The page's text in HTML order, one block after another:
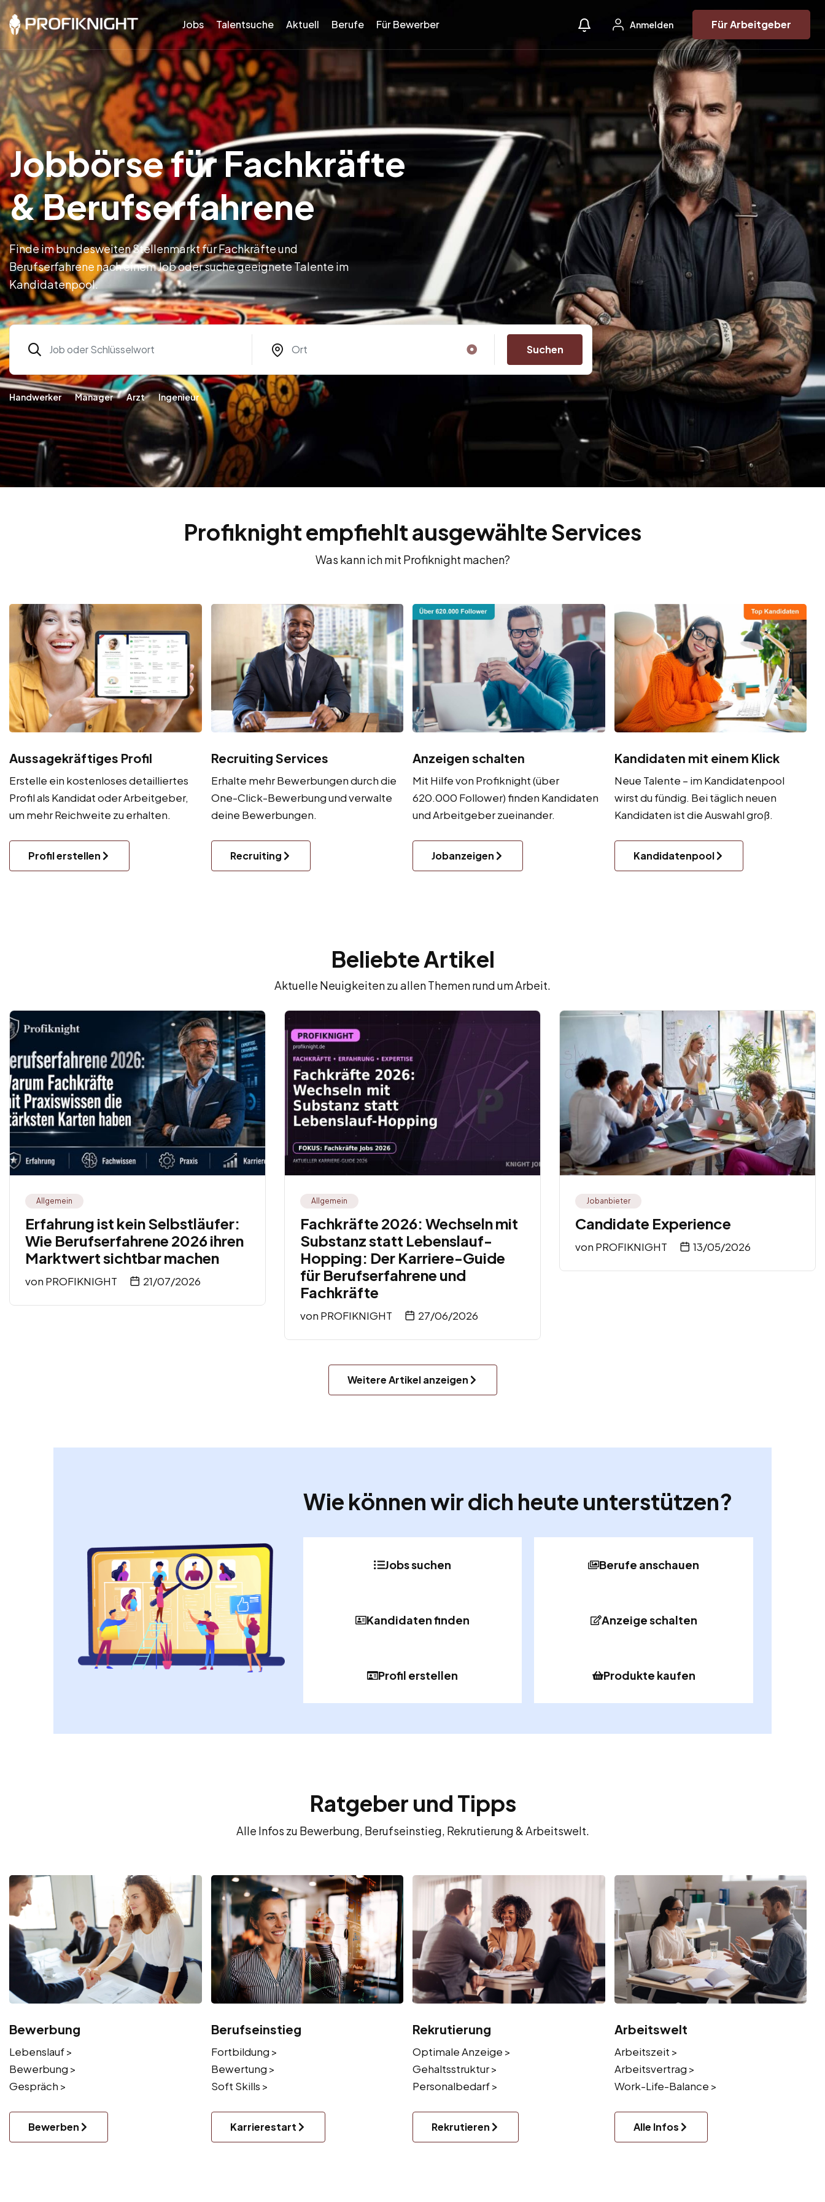
Jobs Talentsuche Aktuell Berufe Für Bewerber Anmelden Für Arbeitgeber
Jobbörse für Fachkräfte
& Berufserfahrene
Finde im bundesweiten Stellenmarkt für Fachkräfte und
Berufserfahrene nach einem Job oder suche geeignete Talente im
Kandidatenpool.
Suchen
Handwerker Manager Arzt Ingenieur
Profiknight empfiehlt ausgewählte Services
Was kann ich mit Profiknight machen?
Aussagekräftiges Profil
Erstelle ein kostenloses detailliertes
Profil als Kandidat oder Arbeitgeber,
um mehr Reichweite zu erhalten.
Profil erstellen
Recruiting Services
Erhalte mehr Bewerbungen durch die
One-Click-Bewerbung und verwalte
deine Bewerbungen.
Recruiting
Anzeigen schalten
Mit Hilfe von Profiknight (über
620.000 Follower) finden Kandidaten
und Arbeitgeber zueinander.
Jobanzeigen
Kandidaten mit einem Klick
Neue Talente – im Kandidatenpool
wirst du fündig. Bei täglich neuen
Kandidaten ist die Auswahl groß.
Kandidatenpool
Beliebte Artikel
Aktuelle Neuigkeiten zu allen Themen rund um Arbeit.
Allgemein
Erfahrung ist kein Selbstläufer:
Wie Berufserfahrene 2026 ihren
Marktwert sichtbar machen
von PROFIKNIGHT 21/07/2026
Allgemein
Fachkräfte 2026: Wechseln mit
Substanz statt Lebenslauf-
Hopping: Der Karriere-Guide
für Berufserfahrene und
Fachkräfte
von PROFIKNIGHT 27/06/2026
Jobanbieter
Candidate Experience
von PROFIKNIGHT 13/05/2026
Weitere Artikel anzeigen
Wie können wir dich heute unterstützen?
Jobs suchen
Kandidaten finden
Profil erstellen
Berufe anschauen
Anzeige schalten
Produkte kaufen
Ratgeber und Tipps
Alle Infos zu Bewerbung, Berufseinstieg, Rekrutierung & Arbeitswelt.
Bewerbung
Lebenslauf >
Bewerbung >
Gespräch >
Bewerben
Berufseinstieg
Fortbildung >
Bewertung >
Soft Skills >
Karrierestart
Rekrutierung
Optimale Anzeige >
Gehaltsstruktur >
Personalbedarf >
Rekrutieren
Arbeitswelt
Arbeitszeit >
Arbeitsvertrag >
Work-Life-Balance >
Alle Infos